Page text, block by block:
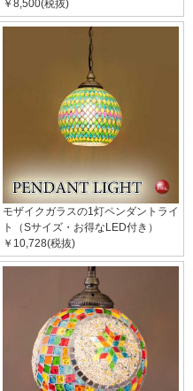
￥8,500(税抜)
モザイクガラスの1灯ペンダントライ
ト（Sサイズ・お得なLED付き）
￥10,728(税抜)